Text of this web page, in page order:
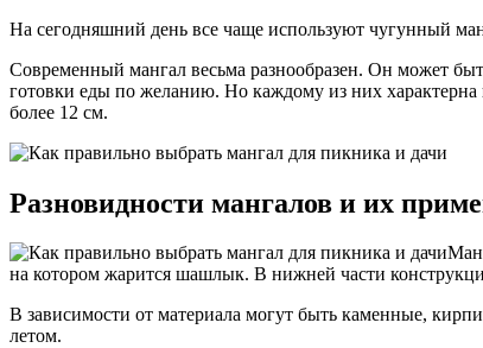
На сегодняшний день все чаще используют чугунный
Современный мангал весьма разнообразен. Он может
готовки еды по желанию. Но каждому из них характерна
более 12 см.
Разновидности мангалов и их
на котором жарится шашлык. В нижней части
В зависимости от материала могут быть каменные,
летом.